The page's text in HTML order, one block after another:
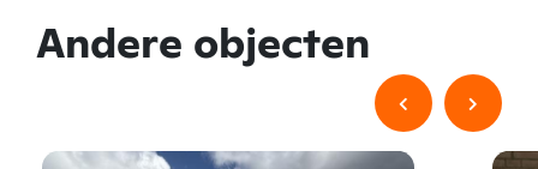
Andere objecten